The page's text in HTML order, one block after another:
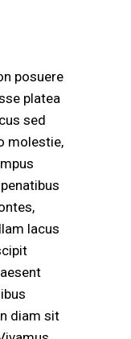
posuere
platea
sed
molestie,
lacus
diam sit